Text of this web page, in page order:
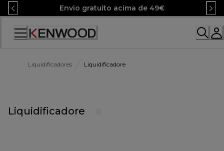
Skip
to
Content
Envio gratuito acima de 49€
Liquidificadores Liquidificadore
Liquidificadore